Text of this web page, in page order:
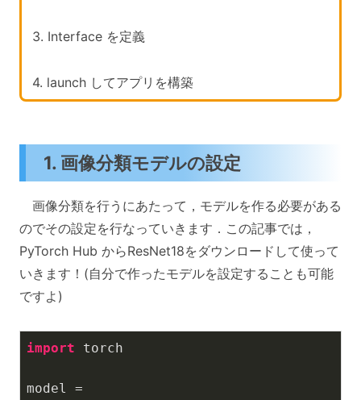
3. Interface を定義
4. launch してアプリを構築
1. 画像分類モデルの設定
画像分類を行うにあたって，モデルを作る必要がある
のでその設定を行なっていきます．この記事では，
PyTorch Hub からResNet18をダウンロードして使って
いきます！(自分で作ったモデルを設定することも可能
ですよ)
import torch
model =